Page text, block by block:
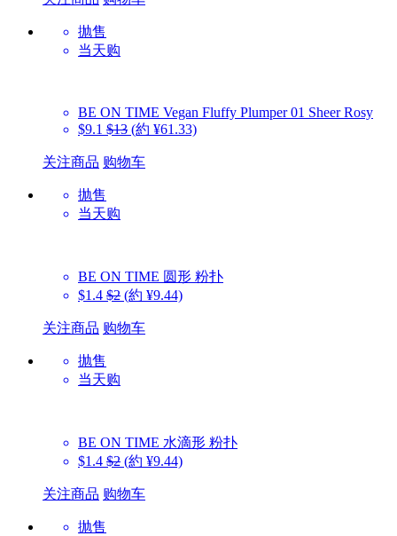
抛售
当天购
BE ON TIME Vegan Fluffy Plumper 01 Sheer Rosy
$9.1 $13 (約 ¥61.33)
关注商品 购物车
抛售
当天购
BE ON TIME 圆形 粉扑
$1.4 $2 (約 ¥9.44)
关注商品 购物车
抛售
当天购
BE ON TIME 水滴形 粉扑
$1.4 $2 (約 ¥9.44)
关注商品 购物车
抛售